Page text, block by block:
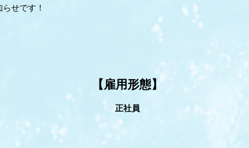
せです！
【雇用形態】
正社員